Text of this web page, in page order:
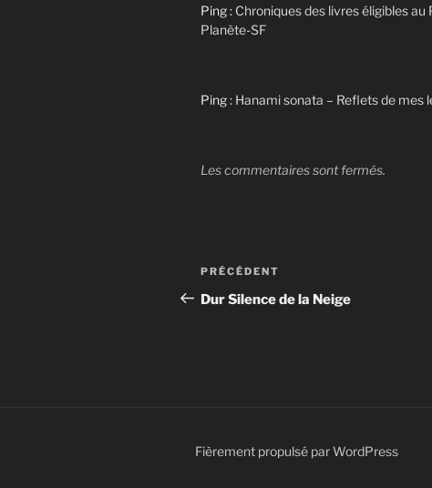
Ping : Chroniques des livres éligibles
Planète-SF
Ping : Hanami sonata – Reflets de mes
Les commentaires sont fermés.
Navigation
de
Article
précédent
PRÉCÉDENT
Dur Silence de la Neige
Fièrement propulsé par WordPress